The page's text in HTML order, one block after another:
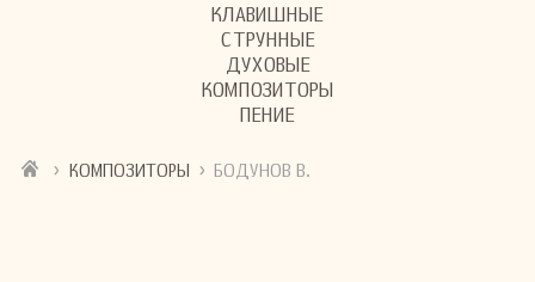
КЛАВИШНЫЕ
СТРУННЫЕ
ДУХОВЫЕ
КОМПОЗИТОРЫ
ПЕНИЕ
› КОМПОЗИТОРЫ › БОДУНОВ В.